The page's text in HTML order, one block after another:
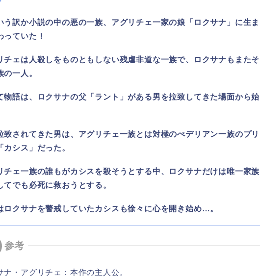
う訳か小説の中の悪の一族、アグリチェ一家の娘「ロクサナ」に生ま
っていた！
チェは人殺しをものともしない残虐非道な一族で、ロクサナもまたそ
の一人。
物語は、ロクサナの父「ラント」がある男を拉致してきた場面から始
致されてきた男は、アグリチェ一族とは対極のぺデリアン一族のプリ
カシス」だった。
チェ一族の誰もがカシスを殺そうとする中、ロクサナだけは唯一家族
てでも必死に救おうとする。
ロクサナを警戒していたカシスも徐々に心を開き始め…。
ナ・アグリチェ：本作の主人公。